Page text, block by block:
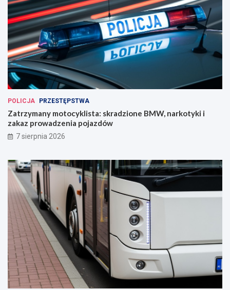
POLICJA PRZESTĘPSTWA
Zatrzymany motocyklista: skradzione BMW, narkotyki i
zakaz prowadzenia pojazdów
7 sierpnia 2026